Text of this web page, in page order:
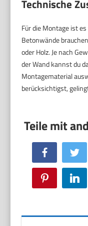
Technische
Für die Montage ist
Betonwände
oder Holz. Je nach
der Wand kannst du
Montagematerial
berücksichtigst,
Facebook
Pinterest